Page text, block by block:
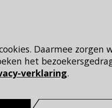
Daarmee zorgen
het
verklaring.